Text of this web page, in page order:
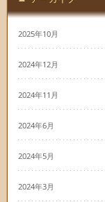
2025年10月
2024年12月
2024年11月
2024年6月
2024年5月
2024年3月